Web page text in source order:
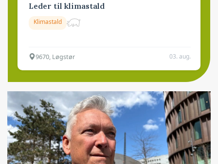
Leder til klimastald
Klimastald
9670, Løgstør 03. aug.